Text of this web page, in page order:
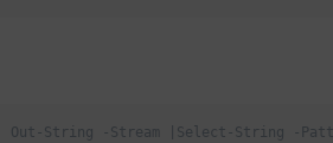
Out-String -Stream |Select-String -